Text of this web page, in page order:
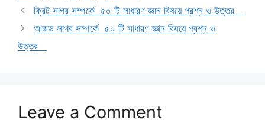
ক্রিট সাগর সম্পর্কে ৫০ টি সাধারণ জ্ঞান বিষয়ে প্রশ্ন ও উত্তর
আজভ সাগর সম্পর্কে ৫০ টি সাধারণ জ্ঞান বিষয়ে প্রশ্ন ও
উত্তর
Leave a Comment